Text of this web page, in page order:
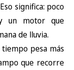
significa: poco
un motor que
de lluvia.
pesa más
que recorre